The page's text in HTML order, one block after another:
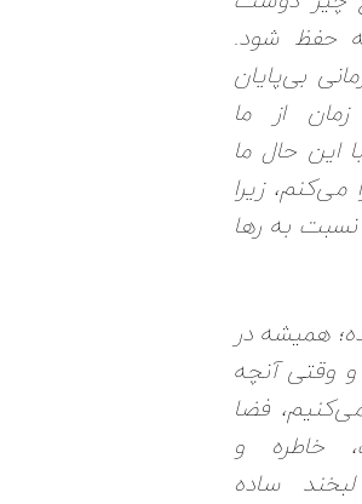
حفظ شود.
بی‌پایان
از ما
این حال ما
زیرا
به رها
همیشه در
وقتی آنچه
فضا
خاطره و
ساده